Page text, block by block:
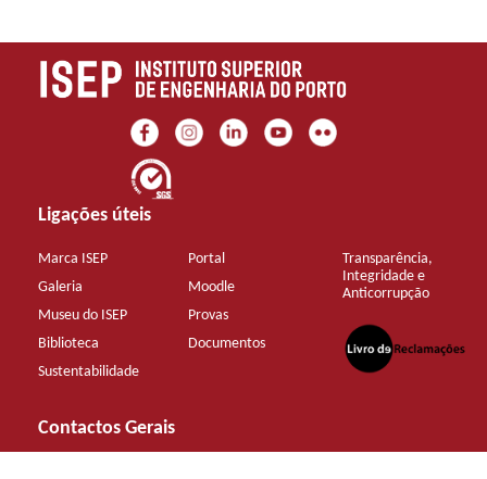
Ligações úteis
Marca ISEP
Galeria
Museu do ISEP
Biblioteca
Sustentabilidade
Portal
Moodle
Provas
Documentos
Transparência,
Integridade e
Anticorrupção
Contactos Gerais